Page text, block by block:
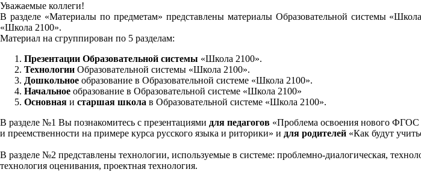
Уважаемые коллеги!
В разделе «Материалы по предметам» представлены материалы Образовательной системы
«Школа 2100».
Материал на сгруппирован по 5 разделам:
Презентации Образовательной системы «Школа 2100».
Технологии Образовательной системы «Школа 2100».
Дошкольное образование в Образовательной системе «Школа 2100».
Начальное образование в Образовательной системе «Школа 2100»
Основная и старшая школа в Образовательной системе «Школа 2100».
В разделе №1 Вы познакомитесь с презентациями для педагогов «Проблема освоения нового ФГОС
и преемственности на примере курса русского языка и риторики» и для родителей «Как будут
В разделе №2 представлены технологии, используемые в системе: проблемно-диалогическая,
технология оценивания, проектная технология.